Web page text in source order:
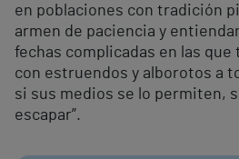
en poblaciones con tradición
armen de paciencia y
fechas complicadas en las
con estruendos y alborotos a
si sus medios se lo permiten,
escapar”.